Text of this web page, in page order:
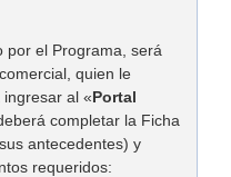
por el Programa, será
quien le
al «Portal
completar la Ficha
antecedentes) y
requeridos: